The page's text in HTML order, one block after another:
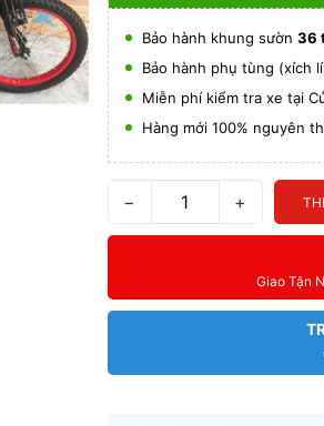
Bảo hành khung sườn 36
Bảo hành phụ tùng (xích
Miễn phí kiểm tra xe tại
Hàng mới 100% nguyên
− +
Giao Tận